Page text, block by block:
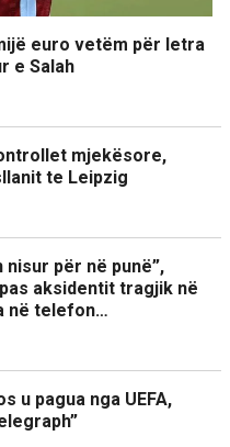
euro vetëm për letra
e Salah
mjekësore,
te Leipzig
nisur për në punë”,
aksidentit tragjik në
në telefon…
u pagua nga UEFA,